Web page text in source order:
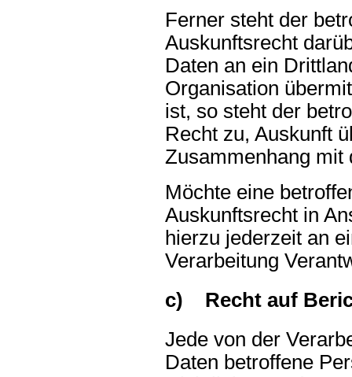
Ferner steht der
Auskunftsrecht
Daten an ein
Organisation
ist, so steht der
Recht zu, Auskunft
Zusammenhang mit
Möchte eine
Auskunftsrecht in
hierzu jederzeit an
Verarbeitung
c) Recht auf
Jede von der
Daten betroffene